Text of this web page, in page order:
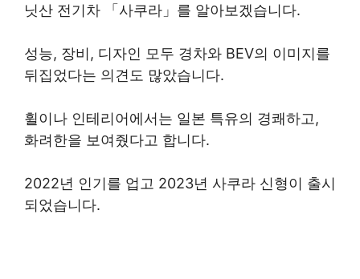
닛산 전기차 「사쿠라」를 알아보겠습니다.
성능, 장비, 디자인 모두 경차와 BEV의 이미지를
뒤집었다는 의견도 많았습니다.
휠이나 인테리어에서는 일본 특유의 경쾌하고,
화려한을 보여줬다고 합니다.
2022년 인기를 업고 2023년 사쿠라 신형이 출시
되었습니다.